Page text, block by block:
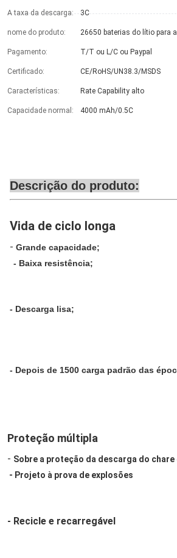
A taxa da descarga: 3C
nome do produto: 26650 baterias do lítio para
Pagamento: T/T ou L/C ou Paypal
Certificado: CE/RoHS/UN38.3/MSDS
Características: Rate Capability alto
Capacidade normal: 4000 mAh/0.5C
Descrição do produto:
Vida de ciclo longa
- Grande capacidade;
- Baixa resistência;
- Descarga lisa;
- Depois de 1500 carga padrão das
Proteção múltipla
- Sobre a proteção da descarga do chare
- Projeto à prova de explosões
- Recicle e recarregável